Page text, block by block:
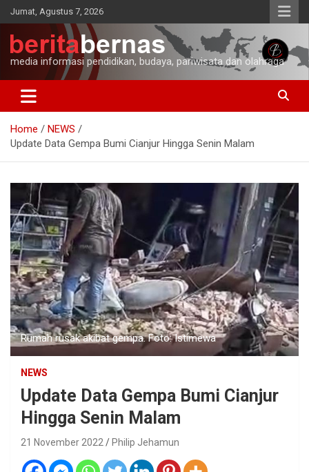
Skip
to
content
Jumat, Agustus 7, 2026
media informasi pendidikan, budaya, pariwisata dan olahraga
Home
NEWS
Update Data Gempa Bumi Cianjur Hingga Senin Malam
Rumah rusak akibat gempa. Foto: Istimewa
NEWS
Update Data Gempa Bumi Cianjur
Hingga Senin Malam
21 November 2022 Philip Jehamun